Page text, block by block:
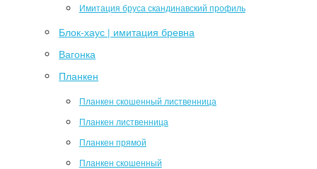
Имитация бруса скандинавский профиль
Блок-хаус | имитация бревна
Вагонка
Планкен
Планкен скошенный лиственница
Планкен лиственница
Планкен прямой
Планкен скошенный